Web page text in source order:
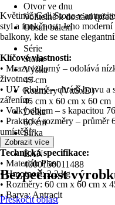
Otvor ve dnu
Volitelně k dostání
Obsah balení
-
Série
Stone
Výška
45 cm
Rozměry (VxŠxD)
45 cm x 60 cm x 60 cm
Délka
60 cm
Šířka
60 cm
EAN
4000150011488
Květináč Geli Stone v
styl a funkčnost. Jeho
balkony, kde se stane
Klíčové vlastnosti:
• Mrazuvzdorný – odolává
životnost.
• UV odolný – chrání barvu a
zářením.
• Velký objem – s kapacitou
• Praktické rozměry – průměr
umístění.
Technická specifikace:
• Materiál: Plast
• Hmotnost: 2,2 kg
• Rozměry: 60 cm x 60 cm x
• Barva: Antracit
Zobrazit více
Bezpečnost
Přeskočit oblast